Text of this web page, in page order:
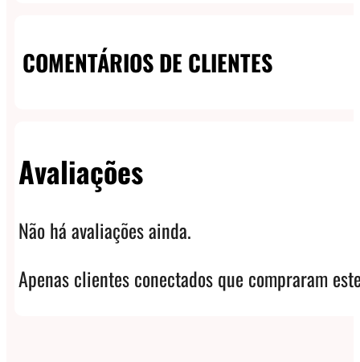
COMENTÁRIOS DE CLIENTES
Avaliações
Não há avaliações ainda.
Apenas clientes conectados que compraram